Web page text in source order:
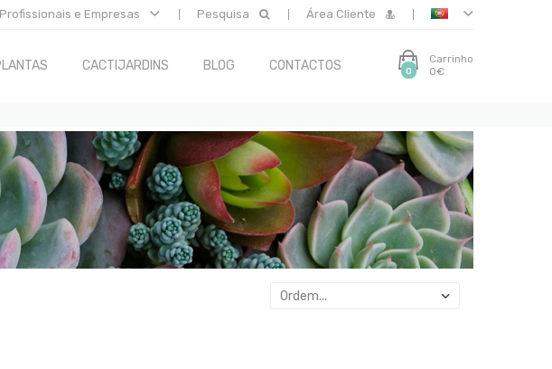
Profissionais e Empresas Pesquisa Área Cliente
CACTIJARDINS BLOG CONTACTOS 0
Carrinho
0€